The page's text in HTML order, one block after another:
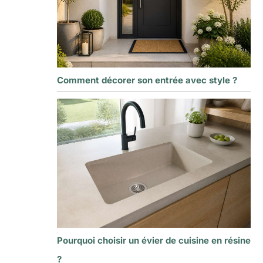
Comment décorer son entrée avec style ?
Pourquoi choisir un évier de cuisine en résine
?